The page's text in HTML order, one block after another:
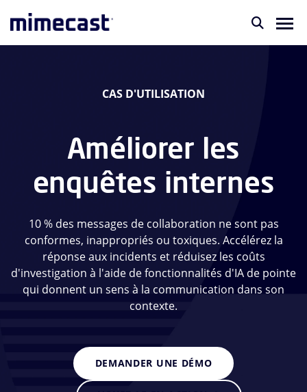
CAS D'UTILISATION
Améliorer les
enquêtes internes
10 % des messages de collaboration ne sont pas
conformes, inappropriés ou toxiques. Accélérez la
réponse aux incidents et réduisez les coûts
d'investigation à l'aide de fonctionnalités d'IA de pointe
qui donnent un sens à la communication dans son
contexte.
DEMANDER UNE DÉMO